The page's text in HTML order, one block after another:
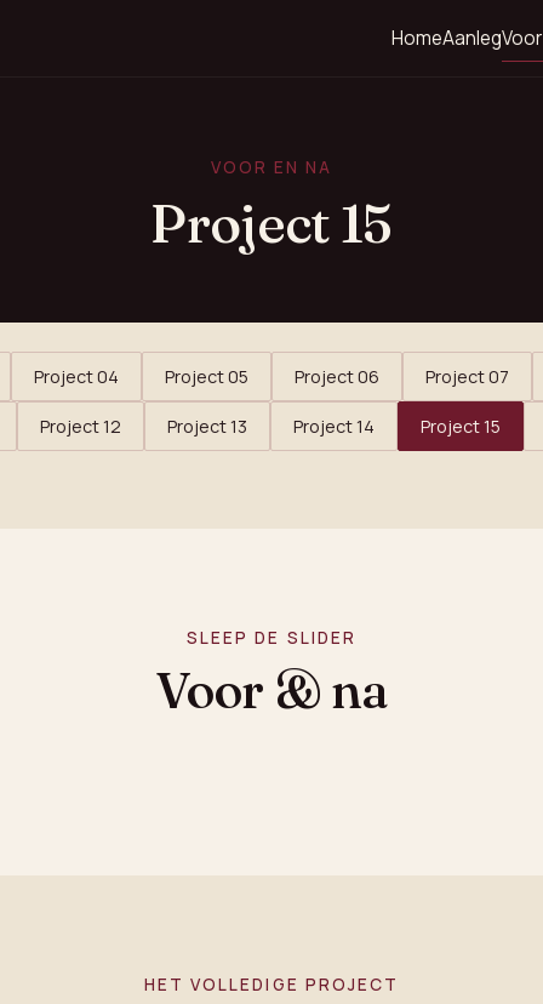
HomeAanleg
VOOR EN NA
Project 15
Project 04 Project 05 Project 06 Project 07
Project 12 Project 13 Project 14 Project 15
SLEEP DE SLIDER
Voor & na
HET VOLLEDIGE PROJECT